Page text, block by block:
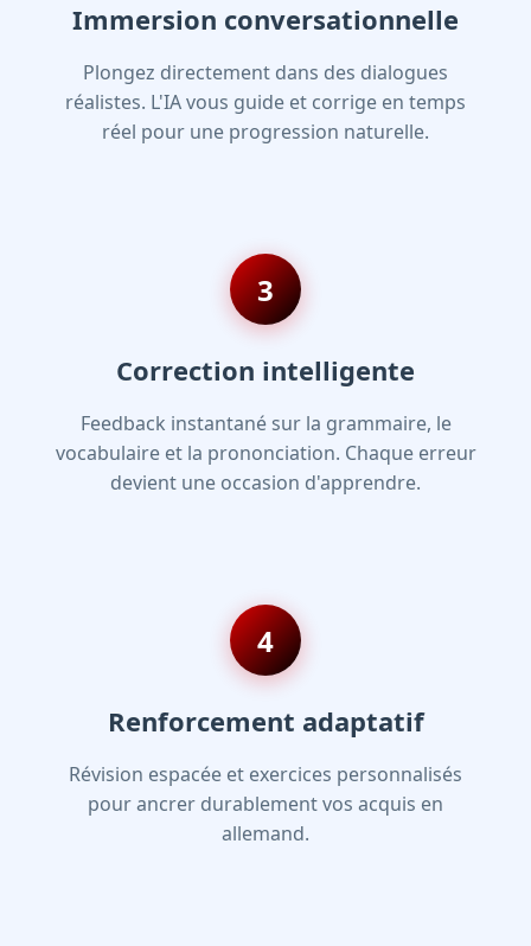
Immersion conversationnelle
Plongez directement dans des dialogues
réalistes. L'IA vous guide et corrige en temps
réel pour une progression naturelle.
3
Correction intelligente
Feedback instantané sur la grammaire, le
vocabulaire et la prononciation. Chaque erreur
devient une occasion d'apprendre.
4
Renforcement adaptatif
Révision espacée et exercices personnalisés
pour ancrer durablement vos acquis en
allemand.